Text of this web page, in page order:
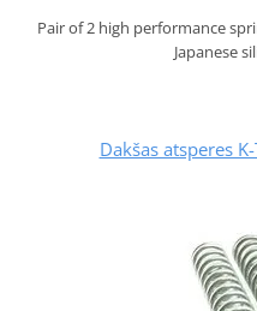
Pair of 2 high performance
Japanese
Dakšas atsperes